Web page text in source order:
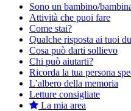
Sono un bambino/
Attività che puoi fare
Come stai?
Qualche risposta ai tuoi
Cosa può darti sollievo
Chi può aiutarti?
Ricorda la tua persona
L’albero della memoria
Letture consigliate
La mia area